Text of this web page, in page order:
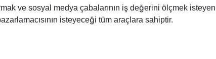
ve sosyal medya çabalarının iş değerini ölçmek
isteyeceği tüm araçlara sahiptir.